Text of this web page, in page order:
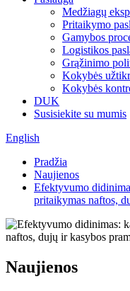
Medžiagų
Pritaikymo
Gamybos
Logistikos
Grąžinimo
Kokybės
Kokybės
DUK
Susisiekite su mumis
English
Pradžia
Naujienos
Efektyvumo
pritaikymas naftos,
Naujienos